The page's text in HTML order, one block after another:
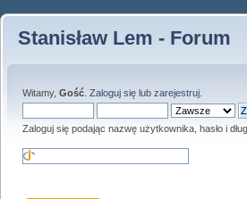
Stanisław Lem - Forum
Witamy, Gość Zaloguj się lub zarejestruj
Zaloguj się podając nazwę użytkownika, hasło i